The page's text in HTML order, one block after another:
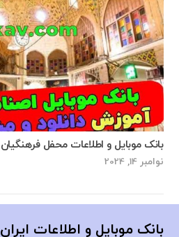
بانک موبایل و اطلاعات محفل
نوامبر 14, 2024
بانک موبایل و اطلاعات ایران